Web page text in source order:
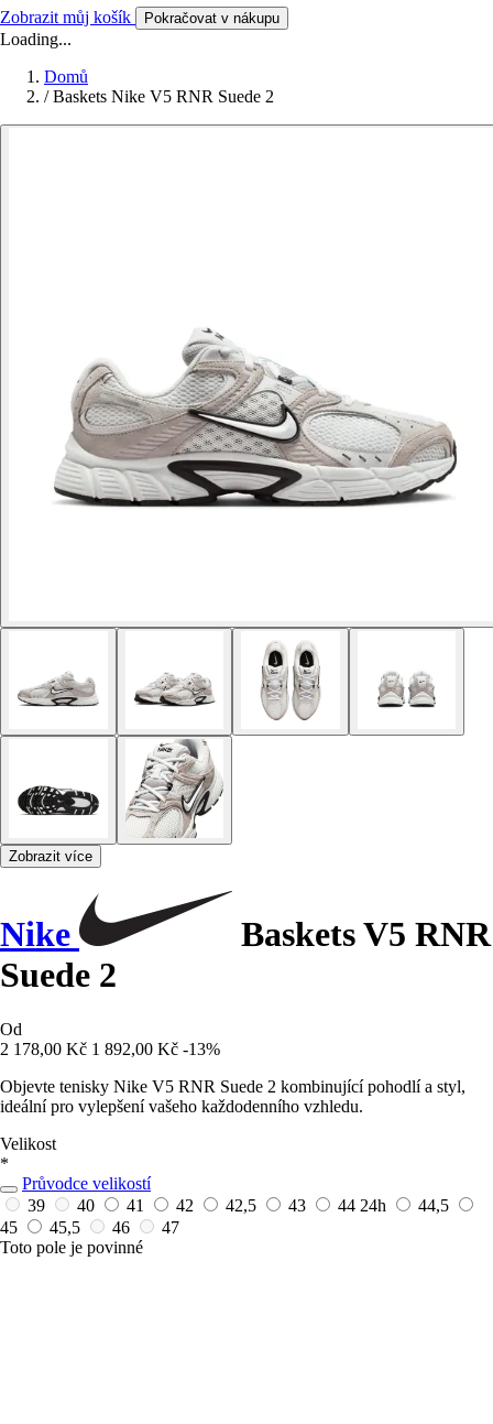
Zobrazit můj košík Pokračovat v nákupu
Loading...
Domů
/ Baskets Nike V5 RNR Suede 2
Zobrazit více
Nike
Baskets V5 RNR
Suede 2
Od
2 178,00 Kč 1 892,00 Kč -13%
Objevte tenisky Nike V5 RNR Suede 2 kombinující pohodlí a styl,
ideální pro vylepšení vašeho každodenního vzhledu.
Velikost
*
Průvodce velikostí
39
40 41 42 42,5 43 44 24h
44,5
45
45,5 46
47
Toto pole je povinné